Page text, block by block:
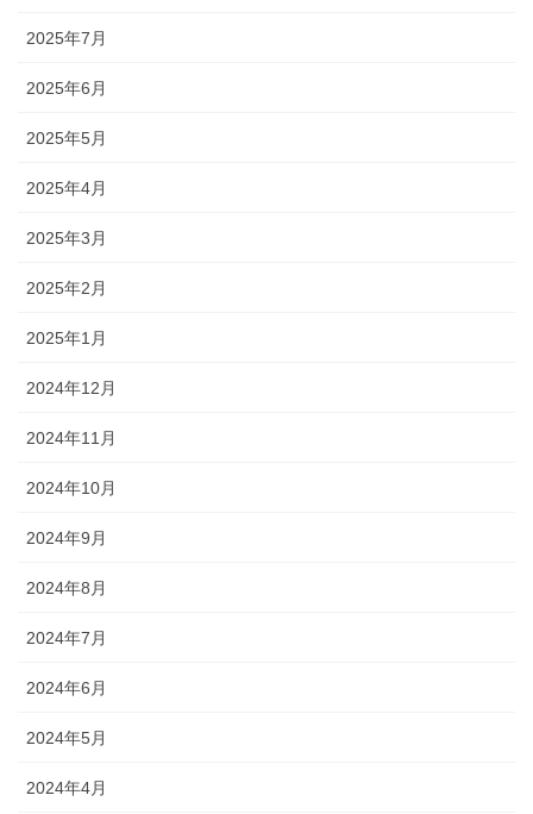
2025年7月
2025年6月
2025年5月
2025年4月
2025年3月
2025年2月
2025年1月
2024年12月
2024年11月
2024年10月
2024年9月
2024年8月
2024年7月
2024年6月
2024年5月
2024年4月